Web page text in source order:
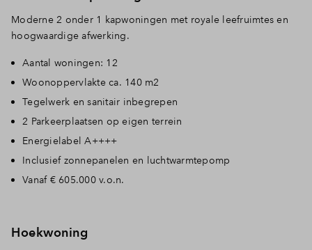
Moderne 2 onder 1 kapwoningen met royale leefruimtes en
hoogwaardige afwerking.
Aantal woningen: 12
Woonoppervlakte ca. 140 m2
Tegelwerk en sanitair inbegrepen
2 Parkeerplaatsen op eigen terrein
Energielabel A++++
Inclusief zonnepanelen en luchtwarmtepomp
Vanaf € 605.000 v.o.n.
Hoekwoning